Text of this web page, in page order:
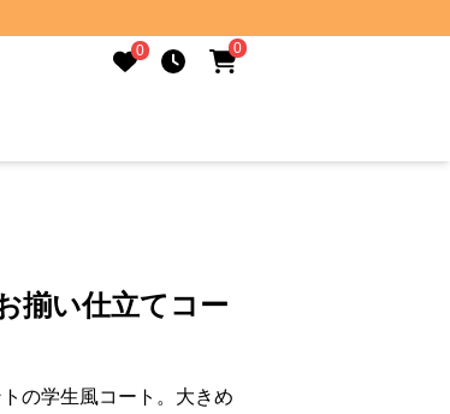
0 0
揃い仕立てコー
の学生風コート。大きめ